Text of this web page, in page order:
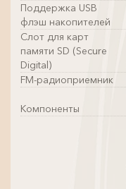
Поддержка USB
флэш накопителей
Слот для карт
памяти SD (Secure
Digital)
FM-радиоприемник
Компоненты